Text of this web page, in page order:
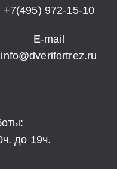
+7(495) 972-15-10
E-mail
info@dverifortrez.ru
до 19ч.